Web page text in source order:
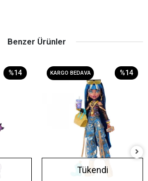
Benzer Ürünler
%14 KARGO BEDAVA %14
Tükendi